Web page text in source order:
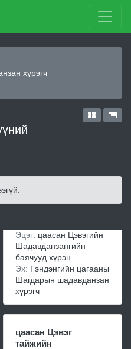
хүрэгч
Эцэг: цаасан Цэвэгийн
Шадавданзангийн
баячууд хүрэн
Эх: Гэндэнгийн цагааны
Шагдарын шадавданзан
хүрэгч
цаасан Цэвэг
тайжийн